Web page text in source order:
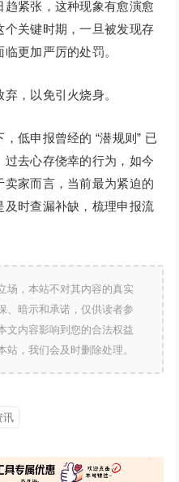
紧张，这种现象有愈演愈
关键时期，一旦被发现存
更加严厉的处罚。
，以免引火烧身。
低申报曾经的 “潜规则” 已
去心存侥幸的行为，如今
家而言，当前最为紧迫的
时查漏补缺，梳理申报流
场，本站不对其内容的真实
、暗示和承诺，仅供读者参
文内容影响到您的合法权益
站，我们会及时删除处理。
讯